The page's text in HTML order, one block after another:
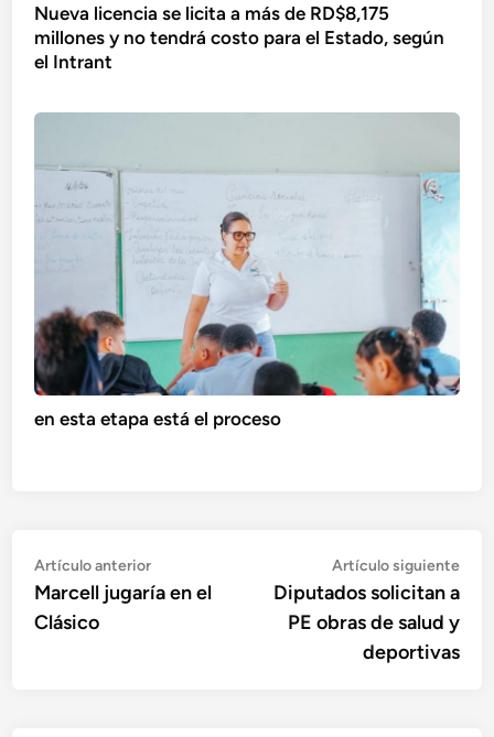
Nueva licencia se licita a más de RD$8,175
millones y no tendrá costo para el Estado, según
el Intrant
en esta etapa está el proceso
Navegación
de
entradas
Artículo anteriorArtículo
anterior:
Marcell jugaría en el
Clásico
Artículo siguiente
Diputados solicitan a
PE obras de salud y
deportivas